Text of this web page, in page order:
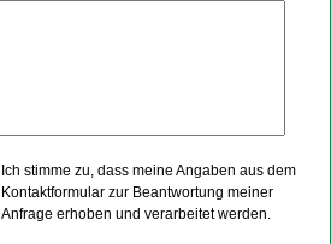
Ich stimme zu, dass meine Angaben aus dem
Kontaktformular zur Beantwortung meiner
Anfrage erhoben und verarbeitet werden.